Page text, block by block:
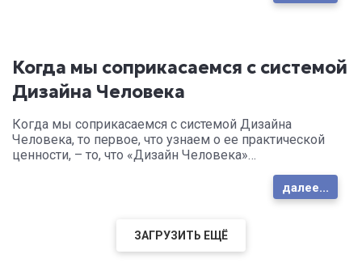
Когда мы соприкасаемся с системой
Дизайна Человека
Когда мы соприкасаемся с системой Дизайна
Человека, то первое, что узнаем о ее практической
ценности, – то, что «Дизайн Человека»…
далее...
ЗАГРУЗИТЬ ЕЩЁ